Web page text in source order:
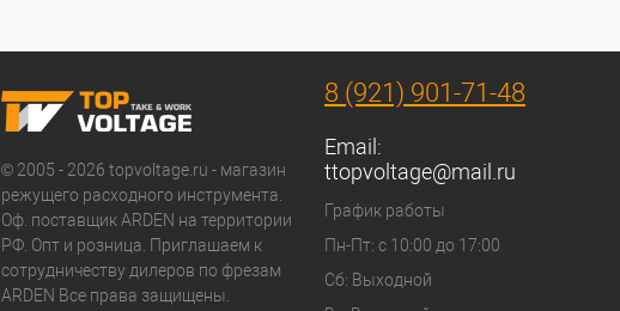
© 2005 - 2026 topvoltage.ru - магазин
режущего расходного инструмента.
Оф. поставщик ARDEN на территории
РФ. Опт и розница. Приглашаем к
сотрудничеству дилеров по фрезам
ARDEN Все права защищены.
8 (921) 901-71-48
Email:
ttopvoltage@mail.ru
График работы
Пн-Пт: с 10:00 до 17:00
Сб: Выходной